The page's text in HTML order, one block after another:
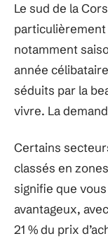
Le sud de la
notamment
année
séduits par la
vivre. La
Certains
classés en
signifie que
avantageux,
21 % du prix